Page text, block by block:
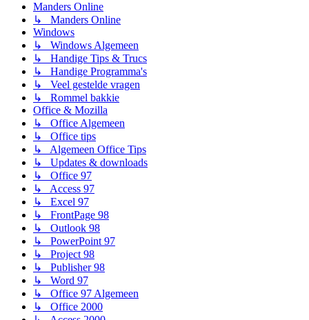
Manders Online
↳ Manders Online
Windows
↳ Windows Algemeen
↳ Handige Tips & Trucs
↳ Handige Programma's
↳ Veel gestelde vragen
↳ Rommel bakkie
Office & Mozilla
↳ Office Algemeen
↳ Office tips
↳ Algemeen Office Tips
↳ Updates & downloads
↳ Office 97
↳ Access 97
↳ Excel 97
↳ FrontPage 98
↳ Outlook 98
↳ PowerPoint 97
↳ Project 98
↳ Publisher 98
↳ Word 97
↳ Office 97 Algemeen
↳ Office 2000